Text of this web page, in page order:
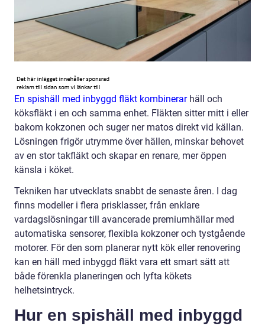
En spishäll med inbyggd fläkt kombinerarhäll och
köksfläkt i en och samma enhet. Fläkten sitter mitt i eller
bakom kokzonen och suger ner matos direkt vid källan.
Lösningen frigör utrymme över hällen, minskar behovet
av en stor takfläkt och skapar en renare, mer öppen
känsla i köket.
Tekniken har utvecklats snabbt de senaste åren. I dag
finns modeller i flera prisklasser, från enklare
vardagslösningar till avancerade premiumhällar med
automatiska sensorer, flexibla kokzoner och tystgående
motorer. För den som planerar nytt kök eller renovering
kan en häll med inbyggd fläkt vara ett smart sätt att
både förenkla planeringen och lyfta kökets
helhetsintryck.
Hur en spishäll med inbyggd